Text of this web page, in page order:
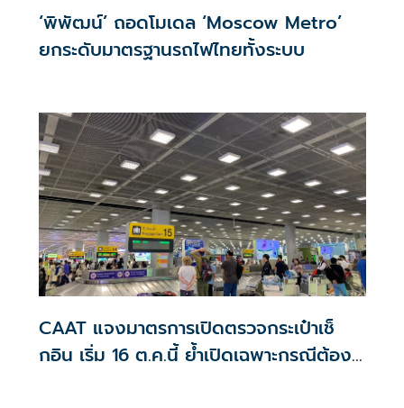
‘พิพัฒน์’ ถอดโมเดล ‘Moscow Metro’
ยกระดับมาตรฐานรถไฟไทยทั้งระบบ
CAAT แจงมาตรการเปิดตรวจกระเป๋าเช็
กอิน เริ่ม 16 ต.ค.นี้ ย้ำเปิดเฉพาะกรณีต้อง